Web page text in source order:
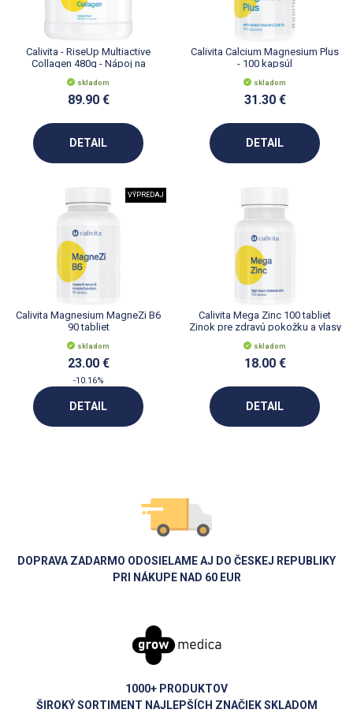
Calivita - RiseUp Multiactive
Collagen 480g - Nápoj na
ochranu kĺbov
skladom
89.90 €
DETAIL
Calivita Calcium Magnesium Plus
- 100 kapsúl
skladom
31.30 €
DETAIL
VÝPREDAJ
Calivita Magnesium MagneZi B6
90 tabliet
skladom
23.00 €
-10.16%
DETAIL
Calivita Mega Zinc 100 tabliet
Zinok pre zdravú pokožku a vlasy
skladom
18.00 €
DETAIL
DOPRAVA ZADARMO ODOSIELAME AJ DO ČESKEJ REPUBLIKY
PRI NÁKUPE NAD 60 EUR
1000+ PRODUKTOV
ŠIROKÝ SORTIMENT NAJLEPŠÍCH ZNAČIEK SKLADOM